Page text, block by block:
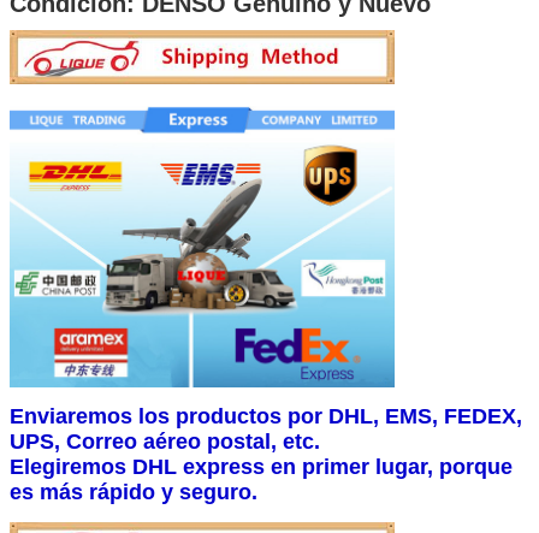
Enviaremos los productos por DHL, EMS, FEDEX,
UPS, Correo aéreo postal, etc.
Elegiremos DHL express en primer lugar, porque
es más rápido y seguro.